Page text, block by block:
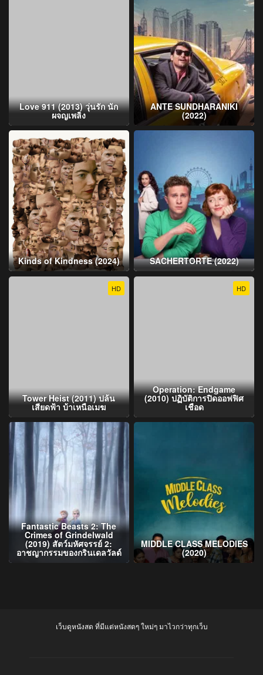
Love 911 (2013) วุ่นรัก นัก
ผจญเพลิง
ANTE SUNDHARANIKI
(2022)
Kinds of Kindness (2024) SACHERTORTE (2022)
HD
Tower Heist (2011) ปล้น
เสียดฟ้า บ้าเหนือเมฆ
HD
Operation: Endgame
(2010) ปฏิบัติการปิดออฟฟิศ
เชือด
Fantastic Beasts 2: The
Crimes of Grindelwald
(2019) สัตว์มหัศจรรย์ 2:
อาชญากรรมของกรินเดลวัลด์
MIDDLE CLASS MELODIES
(2020)
เว็บดูหนังสด ที่มีแต่หนังสดๆ ใหม่ๆ มาไวกว่าทุกเว็บ